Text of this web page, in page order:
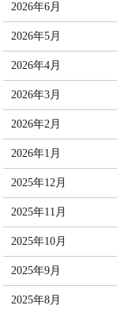
2026年6月
2026年5月
2026年4月
2026年3月
2026年2月
2026年1月
2025年12月
2025年11月
2025年10月
2025年9月
2025年8月